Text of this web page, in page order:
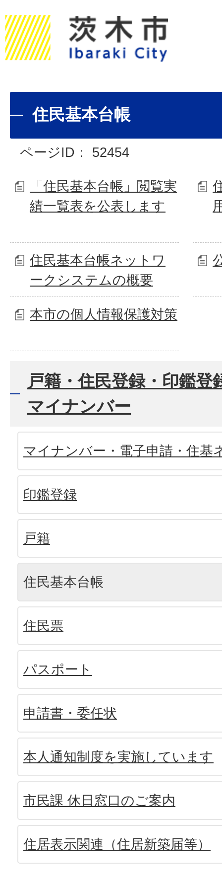
住民基本台帳
ページID： 52454
「住民基本台帳」閲覧実
績一覧表を公表します
住民基本台帳ネットワ
ークシステムの概要
本市の個人情報保護対策
戸籍・住民登録・印鑑登
マイナンバー
マイナンバー・電子申請・住基
印鑑登録
戸籍
住民基本台帳
住民票
パスポート
申請書・委任状
本人通知制度を実施しています
市民課 休日窓口のご案内
住居表示関連（住居新築届等）